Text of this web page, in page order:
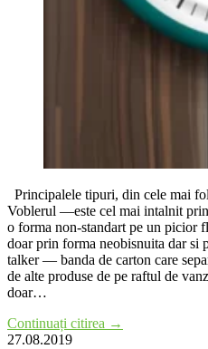
Principalele tipuri, din cele mai
Voblerul —este cel mai intalnit
o forma non-standart pe un picior
doar prin forma neobisnuita dar
talker — banda de carton care
de alte produse de pe raftul de
doar…
Continuați citirea →
27.08.2019